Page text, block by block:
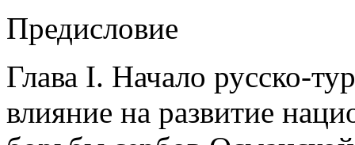
Предисловие
Глава I. Начало русско-
влияние на развитие